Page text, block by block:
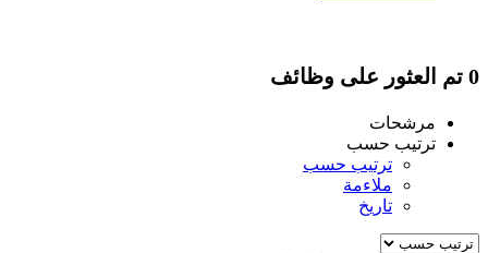
0 تم العثور على وظائف
مرشحات
ترتيب حسب
ترتيب حسب
ملاءمة
تاريخ